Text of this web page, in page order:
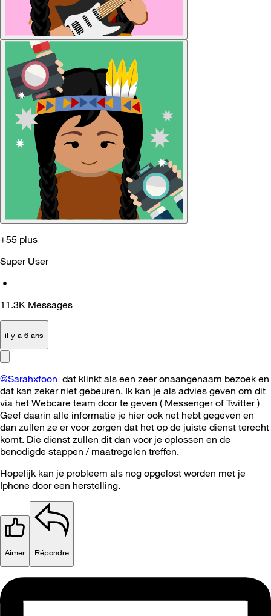
+55 plus
Super User
•
11.3K Messages
il y a 6 ans
@Sarahxfoon dat klinkt als een zeer onaangenaam bezoek en
dat kan zeker niet gebeuren. Ik kan je als advies geven om dit
via het Webcare team door te geven ( Messenger of Twitter )
Geef daarin alle informatie je hier ook net hebt gegeven en
dan zullen ze er voor zorgen dat het op de juiste dienst terecht
komt. Die dienst zullen dit dan voor je oplossen en de
benodigde stappen / maatregelen treffen.
Hopelijk kan je probleem als nog opgelost worden met je
Iphone door een herstelling.
Aimer Répondre